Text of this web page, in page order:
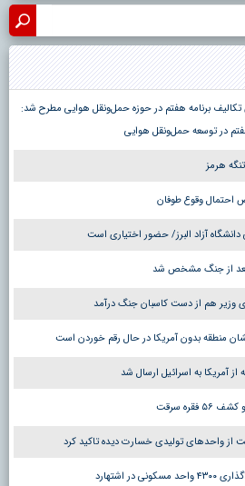
برنامه هفتم در حوزه حمل‌ونقل هوایی مطرح شد:
هفتم در توسعه حمل‌ونقل هوایی
هرمز
وقوع طوفان
آزاد البرز/ حضور اختیاری است
بعد از جنگ مشخص شد
وزیر هم از دست کاسبان جنگ درآمد
منطقه بدون آمریکا در حال رقم خوردن است
سرقت
از واحدهای تولیدی خسارت دیده تاکید کرد
اشتهارد